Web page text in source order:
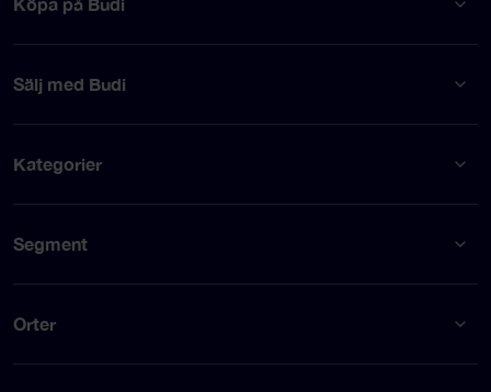
Sälj med Budi
Kategorier
Segment
Orter